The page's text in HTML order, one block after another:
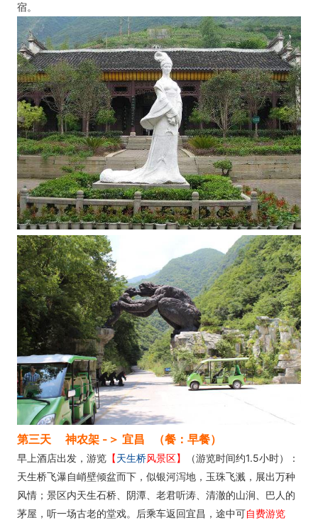
宿。
第三天 神农架 -＞ 宜昌 （餐：早餐）
早 上酒店出发，游览 【天生桥风景区】
（游览时间约1.5小时）：
天生桥飞瀑自峭壁倾盆而下，似银河泻地，玉珠飞溅，展出万种
风情；景区内天生石桥、阴潭、老君听涛、清澈的山涧、巴人的
茅屋，听一场古老的堂戏。
后乘车返回宜昌，途中可自费游览